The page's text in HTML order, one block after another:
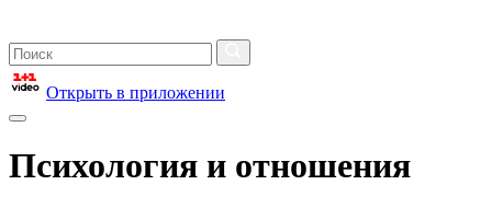
Открыть в приложении
Психология и отношения